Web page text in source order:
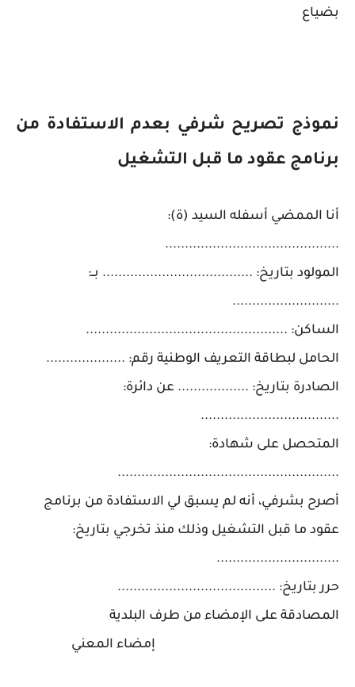
بضياع
نموذج تصريح شرفي بعدم الاستفادة من
برنامج عقود ما قبل التشغيل
أنا الممضي أسفله السيد (ة):
............................................
المولود بتاريخ: ...................................... بــ:
...........................
الساكن: ...................................................
الحامل لبطاقة التعريف الوطنية رقم: ....................
الصادرة بتاريخ: .................. عن دائرة:
...................................
المتحصل على شهادة:
........................................................
أصرح بشرفي، أنه لم يسبق لي الاستفادة من برنامج
عقود ما قبل التشغيل وذلك منذ تخرجي بتاريخ:
...............................
حرر بتاريخ: ........................................
المصادقة على الإمضاء من طرف البلدية
إمضاء المعني